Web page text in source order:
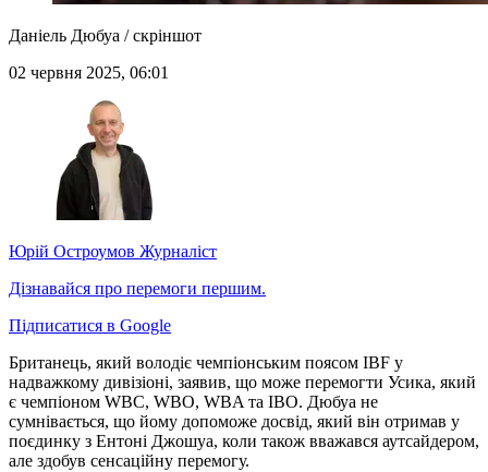
Даніель Дюбуа / скріншот
02 червня 2025, 06:01
Юрій Остроумов Журналіст
Дізнавайся про перемоги першим.
Підписатися в Google
Британець, який володіє чемпіонським поясом IBF у
надважкому дивізіоні, заявив, що може перемогти Усика, який
є чемпіоном WBC, WBO, WBA та IBO. Дюбуа не
сумнівається, що йому допоможе досвід, який він отримав у
поєдинку з Ентоні Джошуа, коли також вважався аутсайдером,
але здобув сенсаційну перемогу.